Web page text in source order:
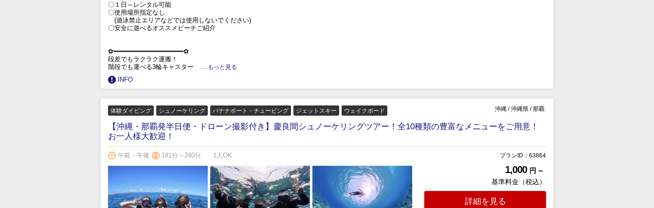
〇１日～レンタル可能
〇使用場所指定なし
(遊泳禁止エリアなどでは使用しないでください)
〇安全に遊べるオススメビーチご紹介
✿━━━━━━━━━━━━━━━━━━✿
段差でもラクラク運搬！
階段でも運べる3輪キャスター
.....もっと見る
INFO
体験ダイビング シュノーケリング バナナボート・チュービング ジェットスキー ウェイクボード 沖縄 / 沖縄県 / 那覇
【沖縄・那覇発半日便・ドローン撮影付き】慶良間シュノーケリングツアー！全10種類の豊富なメニューをご用意！
お一人様大歓迎！
午前・午後 181分～240分 1人OK プランID：63864
1,000 円 ～
基準料金（税込）
詳細を見る